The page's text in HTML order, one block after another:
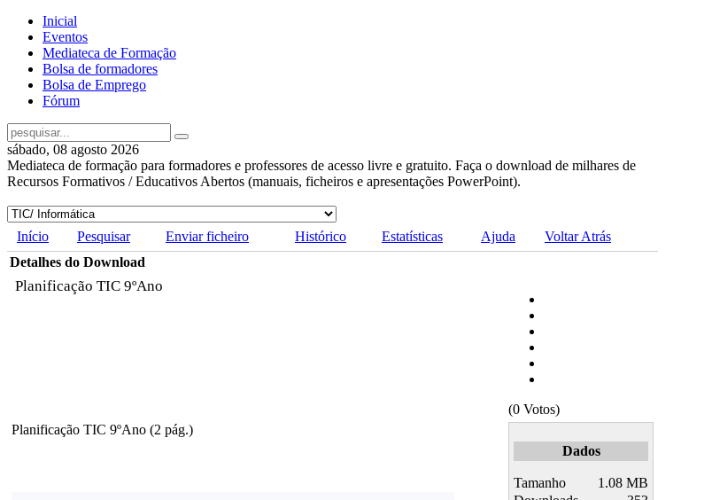
Inicial
Eventos
Mediateca de Formação
Bolsa de formadores
Bolsa de Emprego
Fórum
sábado, 08 agosto 2026
Mediateca de formação para formadores e professores de acesso livre e gratuito. Faça o download de milhares de
Recursos Formativos / Educativos Abertos (manuais, ficheiros e apresentações PowerPoint).
Início Pesquisar Enviar ficheiro Histórico Estatísticas Ajuda
Voltar Atrás
Detalhes do Download
Planificação TIC 9ºAno
(0 Votos)
Planificação TIC 9ºAno (2 pág.)
Dados
Tamanho
1.08 MB